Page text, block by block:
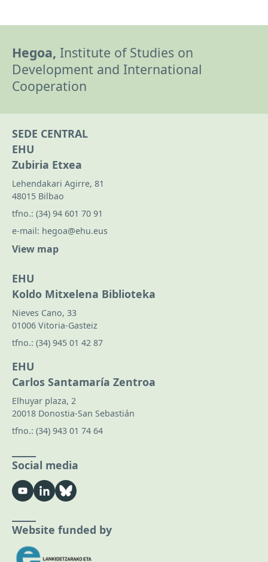
Hegoa, Institute of Studies on
Development and International
Cooperation
SEDE CENTRAL
EHU
Zubiria Etxea
Lehendakari Agirre, 81
48015 Bilbao
tfno.: (34) 94 601 70 91
e-mail: hegoa@ehu.eus
View map
EHU
Koldo Mitxelena Biblioteka
Nieves Cano, 33
01006 Vitoria-Gasteiz
tfno.: (34) 945 01 42 87
EHU
Carlos Santamaría Zentroa
Elhuyar plaza, 2
20018 Donostia-San Sebastián
tfno.: (34) 943 01 74 64
Social media
Website funded by